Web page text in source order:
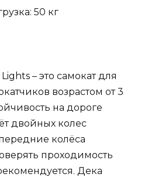
50 кг
– это самокат для
возрастом от 3
на дороге
двойных колес
колёса
проходимость
Дека